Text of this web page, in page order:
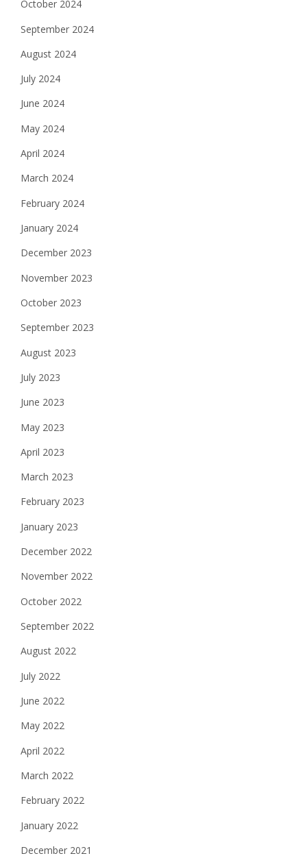
October 2024
September 2024
August 2024
July 2024
June 2024
May 2024
April 2024
March 2024
February 2024
January 2024
December 2023
November 2023
October 2023
September 2023
August 2023
July 2023
June 2023
May 2023
April 2023
March 2023
February 2023
January 2023
December 2022
November 2022
October 2022
September 2022
August 2022
July 2022
June 2022
May 2022
April 2022
March 2022
February 2022
January 2022
December 2021